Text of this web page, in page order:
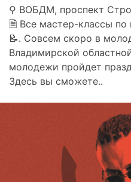
⚲ ВОБДМ, проспект
🗎 Все мастер-классы по
📝. Совсем скоро в
Владимирской
молодежи пройдет
Здесь вы сможете..